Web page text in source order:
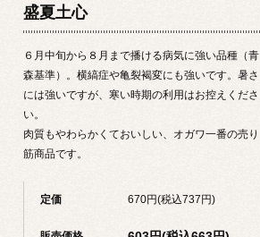
盛夏土心
６月中旬から８月まで播ける病気に強い品種（青
森基準）。横縞症や亀裂褐変にも強いです。暑さ
には強いですが、寒い時期の利用はお控えくださ
い。
肉質もやわらかくておいしい、オガワ一番の売り
筋商品です。
定価 670円(税込737円)